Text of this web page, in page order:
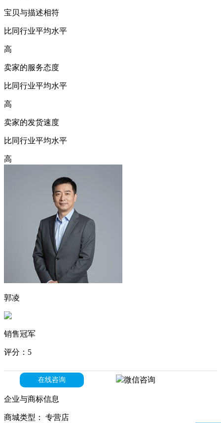
宝贝与描述相符
比同行业平均水平
高
卖家的服务态度
比同行业平均水平
高
卖家的发货速度
比同行业平均水平
高
郭凌
销售冠军
评分：5
在线咨询 微信咨询
企业与商标信息
商城类型： 专营店